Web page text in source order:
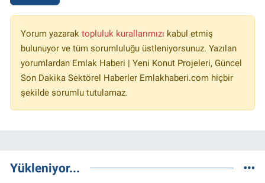
Yorum yazarak topluluk kurallarımızı kabul etmiş
bulunuyor ve tüm sorumluluğu üstleniyorsunuz. Yazılan
yorumlardan Emlak Haberi | Yeni Konut Projeleri, Güncel
Son Dakika Sektörel Haberler Emlakhaberi.com hiçbir
şekilde sorumlu tutulamaz.
Yükleniyor...